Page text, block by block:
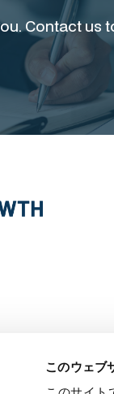
このウェブ
Contact us